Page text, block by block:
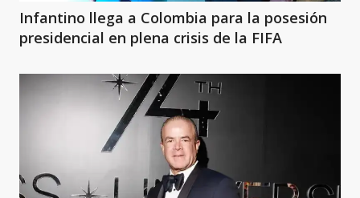
Infantino llega a Colombia para la posesión
presidencial en plena crisis de la FIFA